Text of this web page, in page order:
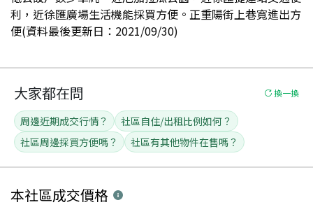
利，近徐匯廣場生活機能採買方便。正重陽街上巷寬進出方
便(資料最後更新日：2021/09/30)
大家都在問 換一換
周邊近期成交行情？
社區自住/出租比例如何？
社區周邊採買方便嗎？
社區有其他物件在售嗎？
本社區成交價格